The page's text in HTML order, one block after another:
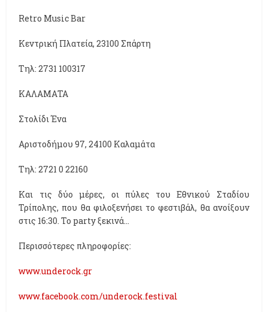
Retro Music Bar
Κεντρική Πλατεία, 23100 Σπάρτη
Τηλ: 2731 100317
ΚΑΛΑΜΑΤΑ
Στολίδι Ένα
Αριστοδήμου 97, 24100 Καλαμάτα
Τηλ: 2721 0 22160
Και τις δύο μέρες, οι πύλες του Εθνικού Σταδίου
Τρίπολης, που θα φιλοξενήσει το φεστιβάλ, θα ανοίξουν
στις 16:30. Το party ξεκινά...
Περισσότερες πληροφορίες:
www.underock.gr
www.facebook.com/underock.festival